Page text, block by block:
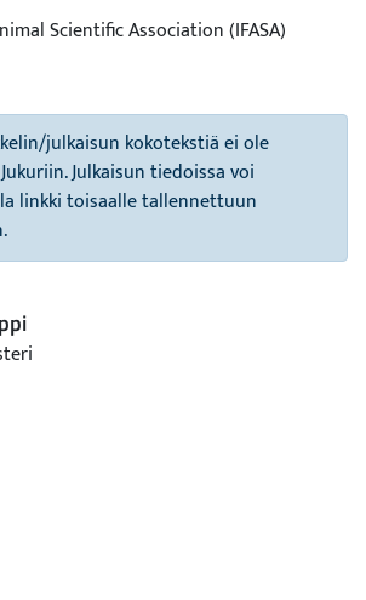
Scientific Association (IFASA)
julkaisun kokotekstiä ei ole
Julkaisun tiedoissa voi
linkki toisaalle tallennettuun